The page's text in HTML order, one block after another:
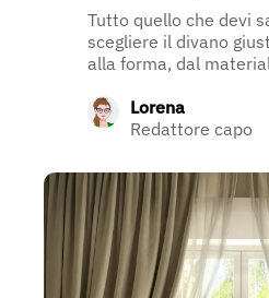
Tutto quello che devi
scegliere il divano
alla forma, dal
Lorena
Redattore capo